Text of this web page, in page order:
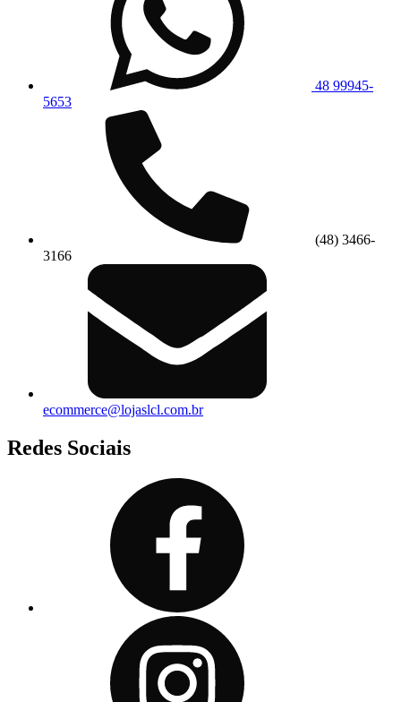
48 99945-
5653
(48) 3466-
3166
ecommerce@lojaslcl.com.br
Redes Sociais